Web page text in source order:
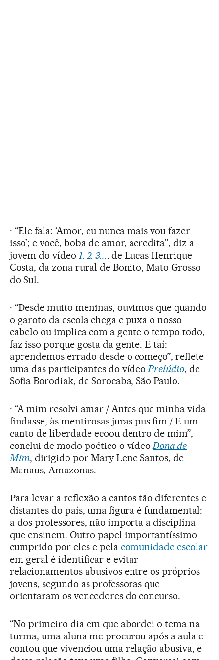
· “Ele fala: ‘Amor, eu nunca mais vou fazer
isso’; e você, boba de amor, acredita”, diz a
jovem do vídeo 1, 2, 3..., de Lucas Henrique
Costa, da zona rural de Bonito, Mato Grosso
do Sul.
· “Desde muito meninas, ouvimos que quando
o garoto da escola chega e puxa o nosso
cabelo ou implica com a gente o tempo todo,
faz isso porque gosta da gente. E taí:
aprendemos errado desde o começo”, reflete
uma das participantes do vídeo Prelúdio, de
Sofia Borodiak, de Sorocaba, São Paulo.
· “A mim resolvi amar / Antes que minha vida
findasse, às mentirosas juras pus fim / E um
canto de liberdade ecoou dentro de mim”,
conclui de modo poético o vídeo Dona de
Mim, dirigido por Mary Lene Santos, de
Manaus, Amazonas.
Para levar a reflexão a cantos tão diferentes e
distantes do país, uma figura é fundamental:
a dos professores, não importa a disciplina
que ensinem. Outro papel importantíssimo
cumprido por eles e pela comunidade escolar
em geral é identificar e evitar
relacionamentos abusivos entre os próprios
jovens, segundo as professoras que
orientaram os vencedores do concurso.
“No primeiro dia em que abordei o tema na
turma, uma aluna me procurou após a aula e
contou que vivenciou uma relação abusiva, e